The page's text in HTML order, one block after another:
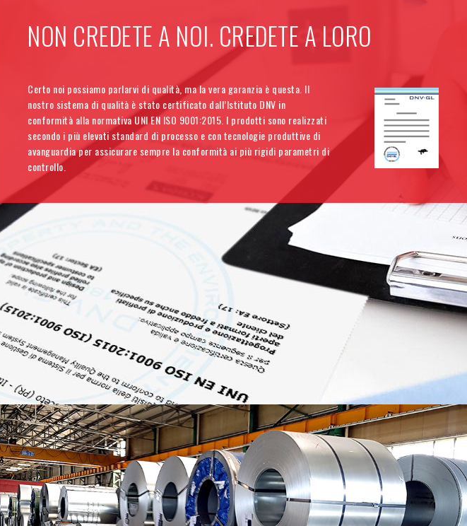
NON CREDETE A NOI. CREDETE A LORO
Certo noi possiamo parlarvi di qualità, ma la vera garanzia è questa. Il
nostro sistema di qualità è stato certificato dall’Istituto DNV in
conformità alla normativa UNI EN ISO 9001:2015. I prodotti sono realizzati
secondo i più elevati standard di processo e con tecnologie produttive di
avanguardia per assicurare sempre la conformità ai più rigidi parametri di
controllo.